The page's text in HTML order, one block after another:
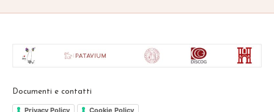
Documenti e contatti
Privacy Policy Cookie Policy